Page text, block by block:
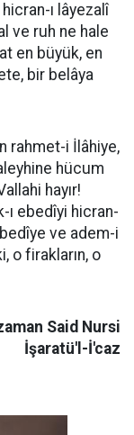
ı lâyezalî
ve ruh ne hale
en büyük, en
bir belâya
rahmet-i İlâhiye,
hücum
ı ebedîyi hicran-
ve adem-i
o firakların, o
Said Nursi
İşaratü'l-İ'caz